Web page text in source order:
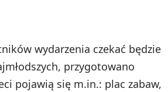
wydarzenia czekać będzie
przygotowano
pojawią się m.in.: plac zabaw,